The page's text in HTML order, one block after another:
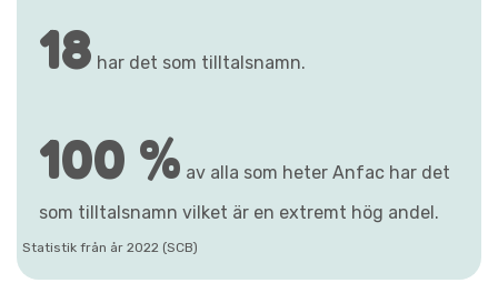
18 har det som tilltalsnamn.
100 % av alla som heter Anfac har det
som tilltalsnamn vilket är en extremt hög andel.
Statistik från år 2022 (SCB)